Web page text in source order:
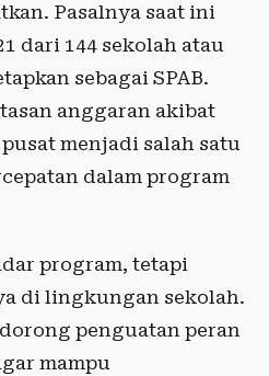
Pasalnya saat ini
dari 144 sekolah atau
sebagai SPAB.
anggaran akibat
menjadi salah satu
dalam program
program, tetapi
di lingkungan sekolah.
penguatan peran
mampu